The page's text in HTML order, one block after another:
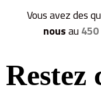
Vous avez des
nousau
Restez